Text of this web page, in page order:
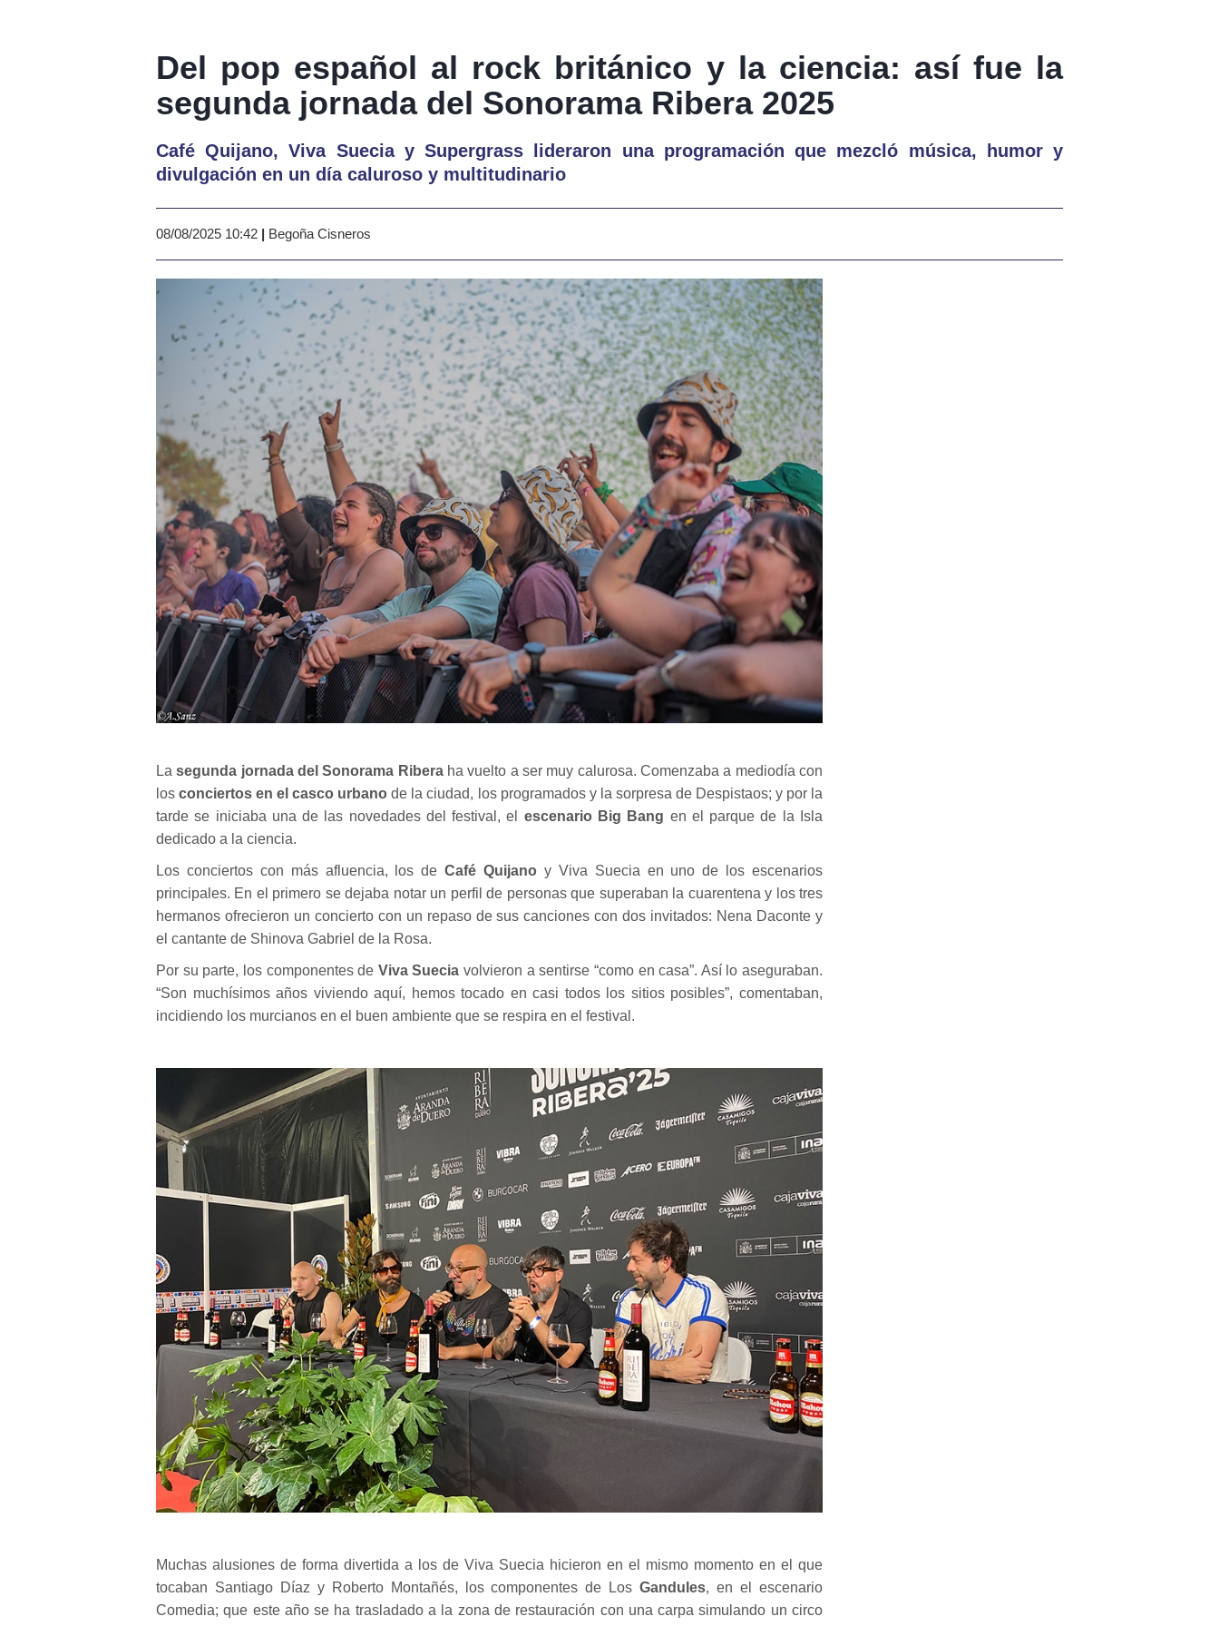
Del pop español al rock británico y la ciencia: así fue la
segunda jornada del Sonorama Ribera 2025
Café Quijano, Viva Suecia y Supergrass lideraron una programación que mezcló música, humor y
divulgación en un día caluroso y multitudinario
08/08/2025 10:42 | Begoña Cisneros
Lasegunda jornada del Sonorama Riberaha vuelto a ser muy calurosa. Comenzaba a mediodía con
losconciertos en el casco urbano de la ciudad, los programados y la sorpresa de Despistaos; y por la
tarde se iniciaba una de las novedades del festival, el escenario Big Bang en el parque de la Isla
dedicado a la ciencia.
Los conciertos con más afluencia, los deCafé Quijano y Viva Suecia en uno de los escenarios
principales. En el primero se dejaba notar un perfil de personas que superaban la cuarentena y los tres
hermanos ofrecieron un concierto con un repaso de sus canciones con dos invitados: Nena Daconte y
el cantante de Shinova Gabriel de la Rosa.
Por su parte, los componentes de Viva Suecia volvieron a sentirse “como en casa”. Así lo aseguraban.
“Son muchísimos años viviendo aquí, hemos tocado en casi todos los sitios posibles”, comentaban,
incidiendo los murcianos en el buen ambiente que se respira en el festival.
Muchas alusiones de forma divertida a los de Viva Suecia hicieron en el mismo momento en el que
tocaban Santiago Díaz y Roberto Montañés, los componentes de LosGandules, en el escenario
Comedia; que este año se ha trasladado a la zona de restauración con una carpa simulando un circo